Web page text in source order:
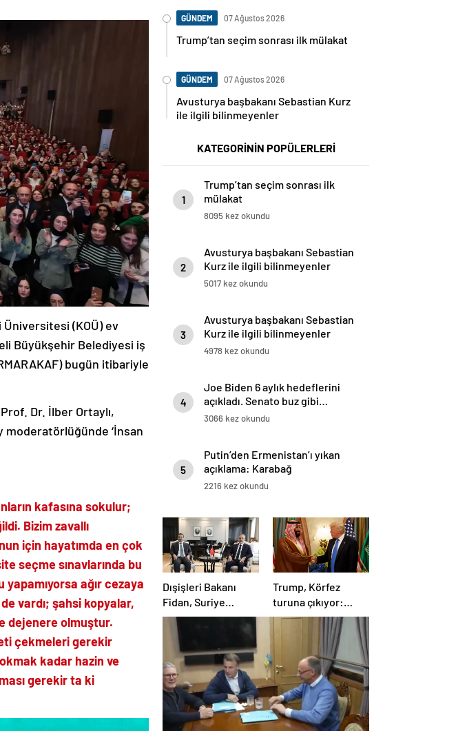
Üniversitesi (KOÜ) ev
Büyükşehir Belediyesi iş
bugün itibariyle
Dr. İlber Ortaylı,
moderatörlüğünde ‘İnsan
kafasına sokulur;
Bizim zavallı
için hayatımda en çok
seçme sınavlarında bu
ağır cezaya
vardı; şahsi kopyalar,
dejenere olmuştur.
çekmeleri gerekir
kadar hazin ve
gerekir ta ki
GÜNDEM 07 Ağustos 2026
Trump’tan seçim sonrası ilk mülakat
GÜNDEM 07 Ağustos 2026
Avusturya başbakanı Sebastian Kurz
ile ilgili bilinmeyenler
KATEGORİNİN POPÜLERLERİ
1
Trump’tan seçim sonrası ilk
mülakat
8095 kez okundu
2
Avusturya başbakanı Sebastian
Kurz ile ilgili bilinmeyenler
5017 kez okundu
3
Avusturya başbakanı Sebastian
Kurz ile ilgili bilinmeyenler
4978 kez okundu
4
Joe Biden 6 aylık hedeflerini
açıkladı. Senato buz gibi…
3066 kez okundu
5
Putin’den Ermenistan’ı yıkan
açıklama: Karabağ
Azerbaycan’ın ayrılmaz bir
2216 kez okundu
Dışişleri Bakanı
Fidan, Suriye
Dışişleri Bakanı
Esad Hasan Şeybani
ile görüştü
Trump, Körfez
turuna çıkıyor:
Beklentiler büyük